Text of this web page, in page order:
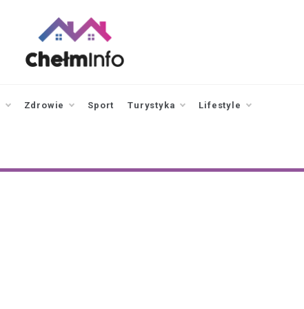
Zdrowie Sport Turystyka Lifestyle